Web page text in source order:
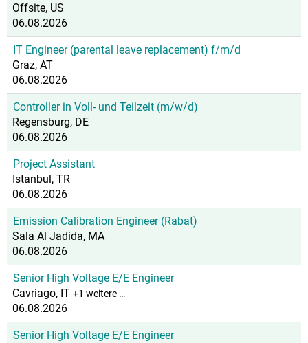
Offsite, US
06.08.2026
IT Engineer (parental leave replacement) f/m/d
Graz, AT
06.08.2026
Controller in Voll- und Teilzeit (m/w/d)
Regensburg, DE
06.08.2026
Project Assistant
Istanbul, TR
06.08.2026
Emission Calibration Engineer (Rabat)
Sala Al Jadida, MA
06.08.2026
Senior High Voltage E/E Engineer
Cavriago, IT +1 weitere …
06.08.2026
Senior High Voltage E/E Engineer